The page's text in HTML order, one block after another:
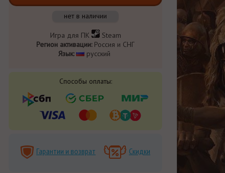
нет в наличии
Игра для ПК
Steam
Регион активации:Россия и СНГ
Язык:
русский
Способы оплаты:
Гарантии и возврат Скидки